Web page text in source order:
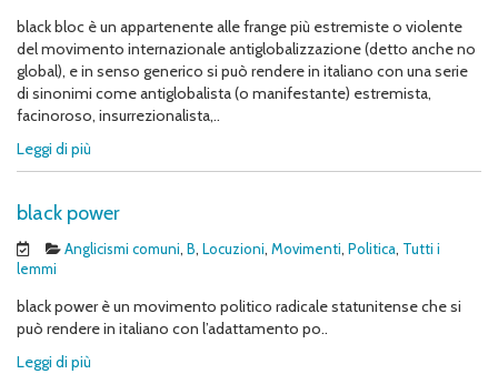
black bloc è un appartenente alle frange più estremiste o violente
del movimento internazionale antiglobalizzazione (detto anche no
global), e in senso generico si può rendere in italiano con una serie
di sinonimi come antiglobalista (o manifestante) estremista,
facinoroso, insurrezionalista,..
Leggi di più
black power
Anglicismi comuni, B, Locuzioni, Movimenti, Politica, Tutti i
lemmi
black power è un movimento politico radicale statunitense che si
può rendere in italiano con l’adattamento po..
Leggi di più